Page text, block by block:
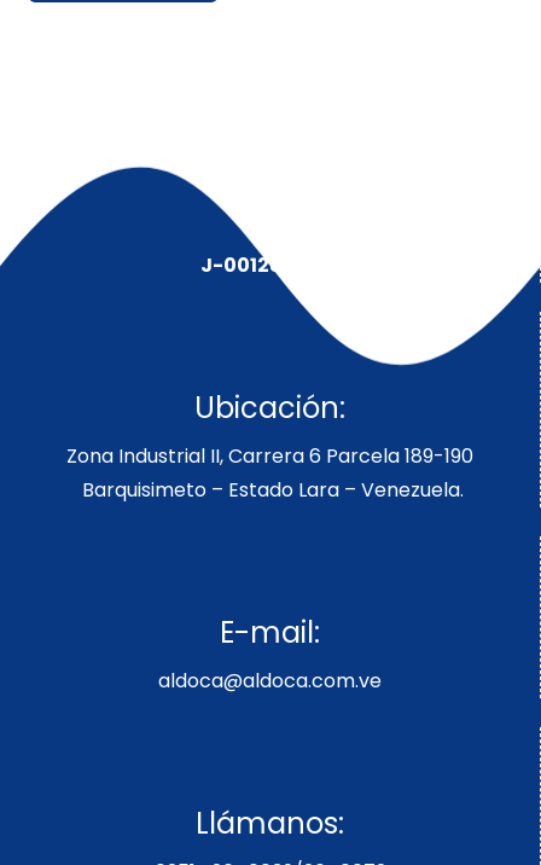
J-00128491-5
Ubicación:
Zona Industrial II, Carrera 6 Parcela 189-190
Barquisimeto – Estado Lara – Venezuela.
E-mail:
aldoca@aldoca.com.ve
Llámanos: